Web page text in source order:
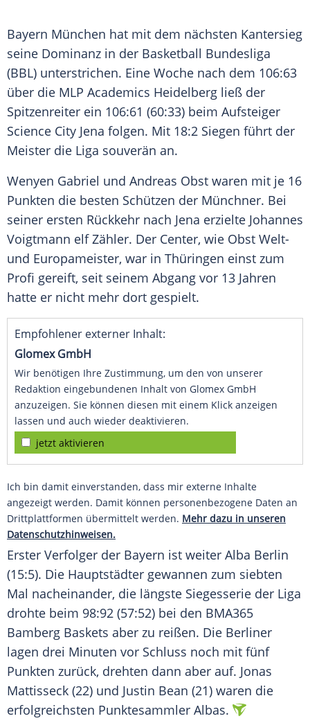
Bayern München hat mit dem nächsten Kantersieg
seine Dominanz in der Basketball Bundesliga
(BBL) unterstrichen. Eine Woche nach dem 106:63
über die MLP Academics Heidelberg ließ der
Spitzenreiter ein 106:61 (60:33) beim Aufsteiger
Science City Jena folgen. Mit 18:2 Siegen führt der
Meister die Liga souverän an.
Wenyen Gabriel und Andreas Obst waren mit je 16
Punkten die besten Schützen der Münchner. Bei
seiner ersten Rückkehr nach Jena erzielte Johannes
Voigtmann elf Zähler. Der Center, wie Obst Welt-
und Europameister, war in Thüringen einst zum
Profi gereift, seit seinem Abgang vor 13 Jahren
hatte er nicht mehr dort gespielt.
Empfohlener externer Inhalt:
Glomex GmbH
Wir benötigen Ihre Zustimmung, um den von unserer
Redaktion eingebundenen Inhalt von Glomex GmbH
anzuzeigen. Sie können diesen mit einem Klick anzeigen
lassen und auch wieder deaktivieren.
jetzt aktivieren
Ich bin damit einverstanden, dass mir externe Inhalte
angezeigt werden. Damit können personenbezogene Daten an
Drittplattformen übermittelt werden. Mehr dazu in unseren
Datenschutzhinweisen.
Erster Verfolger der Bayern ist weiter Alba Berlin
(15:5). Die Hauptstädter gewannen zum siebten
Mal nacheinander, die längste Siegesserie der Liga
drohte beim 98:92 (57:52) bei den BMA365
Bamberg Baskets aber zu reißen. Die Berliner
lagen drei Minuten vor Schluss noch mit fünf
Punkten zurück, drehten dann aber auf. Jonas
Mattisseck (22) und Justin Bean (21) waren die
erfolgreichsten Punktesammler Albas.